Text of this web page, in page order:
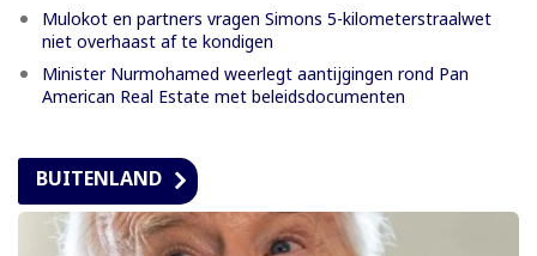
Mulokot en partners vragen Simons 5-kilometerstraalwet
niet overhaast af te kondigen
Minister Nurmohamed weerlegt aantijgingen rond Pan
American Real Estate met beleidsdocumenten
BUITENLAND